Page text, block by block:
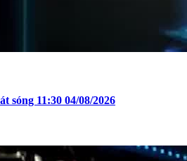
sóng 11:30 04/08/2026